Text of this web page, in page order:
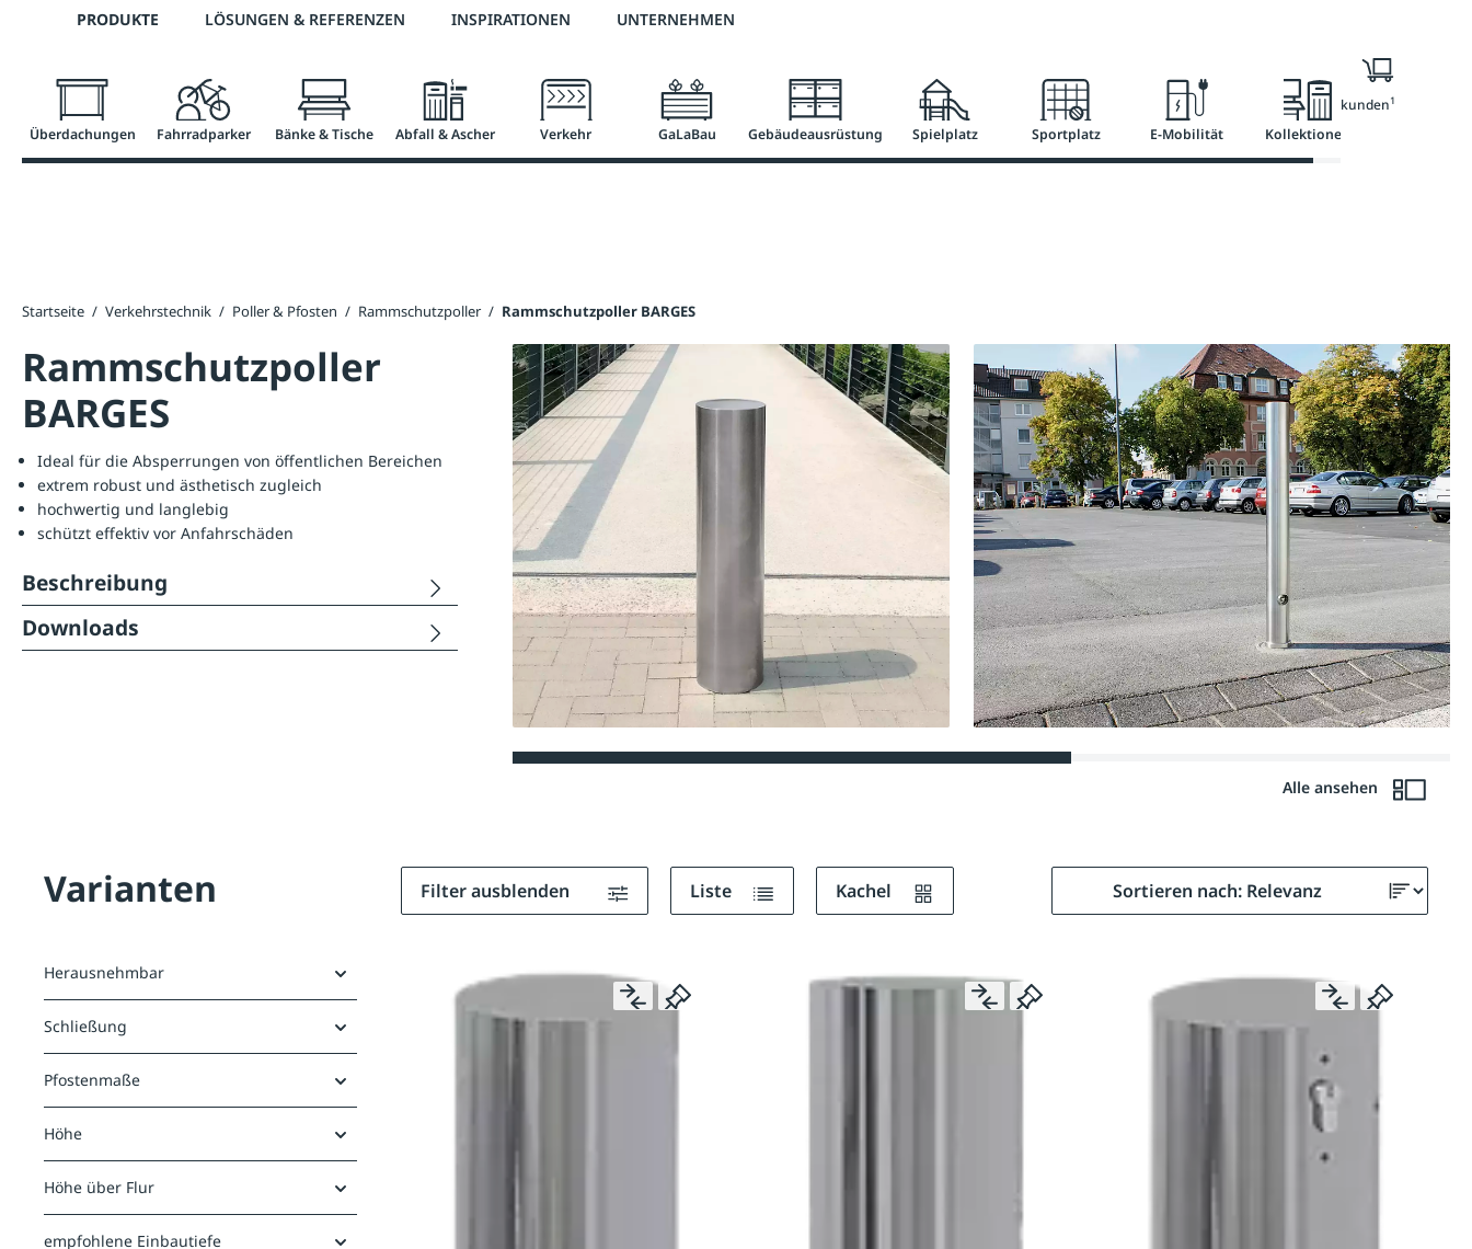
Zur Hauptnavigation springen
Telefon: 0800 / 100 49 02 2 % Vorkassen-Skonto versandkostenfrei ab 50 €
PRODUKTE LÖSUNGEN & REFERENZEN INSPIRATIONEN UNTERNEHMEN
Überdachungen Fahrradparker Bänke & Tische Abfall & Ascher Verkehr GaLaBau Gebäudeausrüstung Spielplatz Sportplatz E-Mobilität Kollektionen
Nur für Geschäftskunden1
Startseite / Verkehrstechnik / Poller & Pfosten / Rammschutzpoller / Rammschutzpoller BARGES
Rammschutzpoller
BARGES
Alle ansehen
Ideal für die Absperrungen von öffentlichen Bereichen
extrem robust und ästhetisch zugleich
hochwertig und langlebig
schützt effektiv vor Anfahrschäden
Beschreibung
Downloads
Varianten
Herausnehmbar
Schließung
Pfostenmaße
Höhe
Höhe über Flur
empfohlene Einbautiefe
Filter ausblenden Liste Kachel